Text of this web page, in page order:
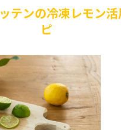
テンの冷凍レモン
ピ